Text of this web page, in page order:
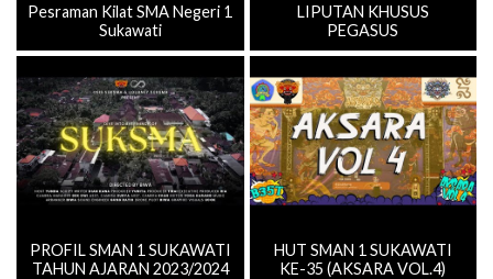
Pesraman Kilat SMA Negeri 1
Sukawati
LIPUTAN KHUSUS
PEGASUS
PROFIL SMAN 1 SUKAWATI
TAHUN AJARAN 2023/2024
HUT SMAN 1 SUKAWATI
KE-35 (AKSARA VOL.4)